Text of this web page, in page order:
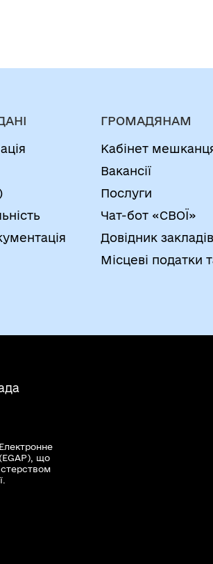
ГРОМАДЯНАМ
Кабінет
Вакансії
Послуги
Чат-бот «СВОЇ»
Довідник закладів
Місцеві податки
що